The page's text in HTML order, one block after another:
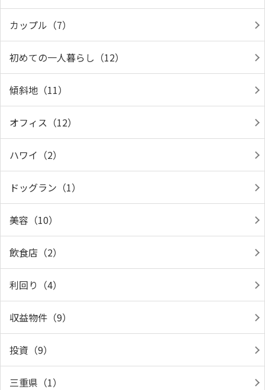
カップル（7）
初めての一人暮らし（12）
傾斜地（11）
オフィス（12）
ハワイ（2）
ドッグラン（1）
美容（10）
飲食店（2）
利回り（4）
収益物件（9）
投資（9）
三重県（1）